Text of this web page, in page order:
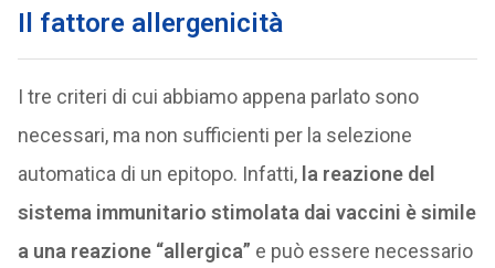
Il fattore allergenicità
I tre criteri di cui abbiamo appena parlato sono
necessari, ma non sufficienti per la selezione
automatica di un epitopo. Infatti, la reazione del
sistema immunitario stimolata dai vaccini è simile
a una reazione “allergica” e può essere necessario